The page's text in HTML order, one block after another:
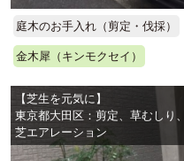
庭木のお手入れ（剪定・伐採）
金木犀（キンモクセイ）
【芝生を元気に】
東京都大田区：剪定、草むしり、
芝エアレーション